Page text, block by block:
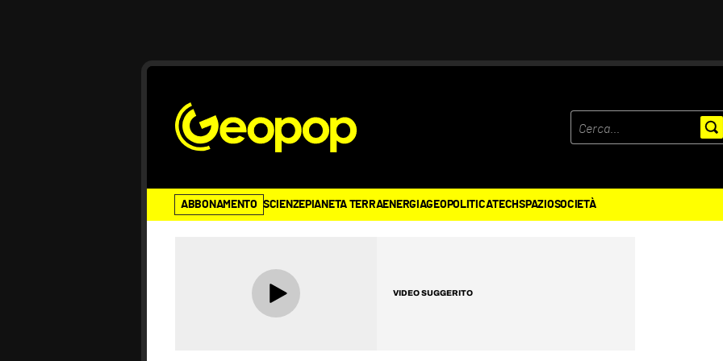
ABBONAMENTO SCIENZEPIANETA TERRAENERGIAGEOPOLITICATECHSPAZIOSOCIETÀ
VIDEO SUGGERITO